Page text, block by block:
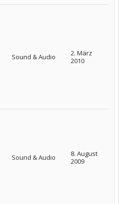
Sound & Audio
2. März
2010
Sound & Audio
8. August
2009